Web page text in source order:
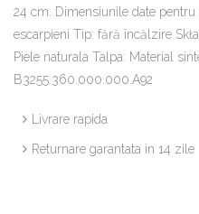
24 cm. Dimensiunile date pentru
escarpieni Tip: fără încălzire
Piele naturala Talpa: Material
B3255.360.000.000.A92
Livrare rapida
Returnare garantata in 14 zile